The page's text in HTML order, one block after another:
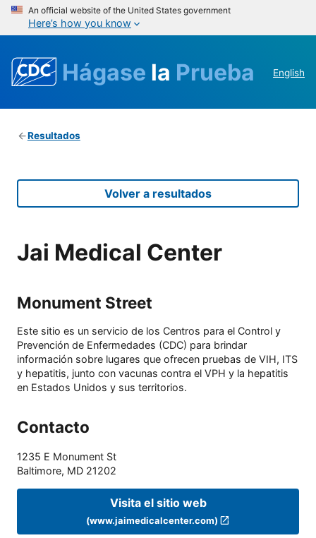
An official website of the United States government
Here’s how you know
Hágase la Prueba English
Resultados
Volver a resultados
Jai Medical Center
Monument Street
Este sitio es un servicio de los Centros para el Control y
Prevención de Enfermedades (CDC) para brindar
información sobre lugares que ofrecen pruebas de VIH, ITS
y hepatitis, junto con vacunas contra el VPH y la hepatitis
en Estados Unidos y sus territorios.
Contacto
1235 E Monument St
Baltimore, MD 21202
Visita el sitio web
(www.jaimedicalcenter.com)